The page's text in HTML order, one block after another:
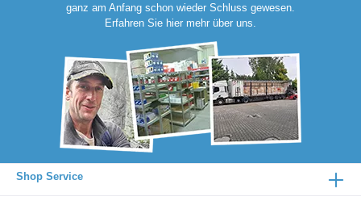
ganz am Anfang schon wieder Schluss gewesen.
Erfahren Sie hier mehr über uns.
Shop Service